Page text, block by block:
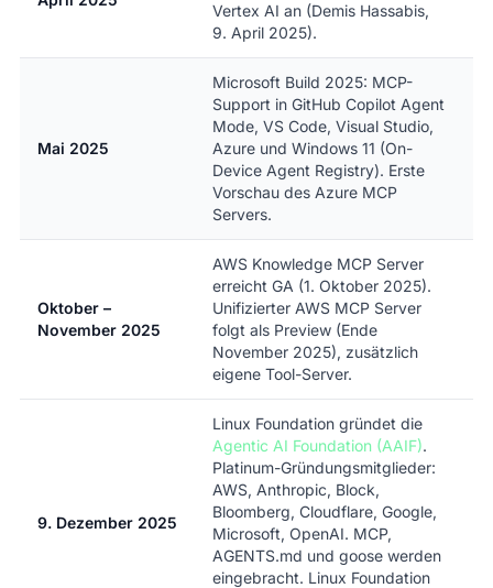
Vertex AI an (Demis Hassabis,
9. April 2025).
Mai 2025
Microsoft Build 2025: MCP-
Support in GitHub Copilot Agent
Mode, VS Code, Visual Studio,
Azure und Windows 11 (On-
Device Agent Registry). Erste
Vorschau des Azure MCP
Servers.
Oktober –
November 2025
AWS Knowledge MCP Server
erreicht GA (1. Oktober 2025).
Unifizierter AWS MCP Server
folgt als Preview (Ende
November 2025), zusätzlich
eigene Tool-Server.
9. Dezember 2025
Linux Foundation gründet die
Agentic AI Foundation (AAIF).
Platinum-Gründungsmitglieder:
AWS, Anthropic, Block,
Bloomberg, Cloudflare, Google,
Microsoft, OpenAI. MCP,
AGENTS.md und goose werden
eingebracht. Linux Foundation